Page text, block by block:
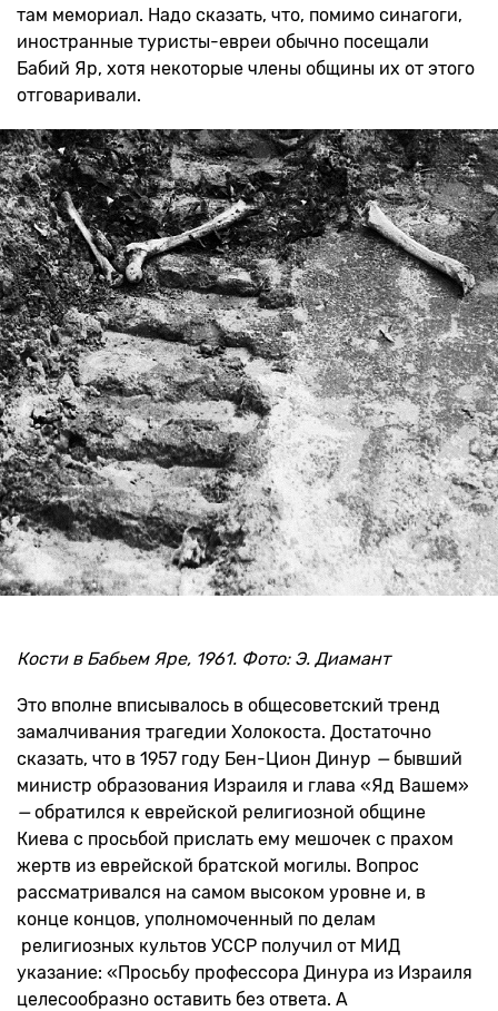
там мемориал. Надо сказать, что, помимо синагоги,
иностранные туристы-евреи обычно посещали
Бабий Яр, хотя некоторые члены общины их от этого
отговаривали.
Кости в Бабьем Яре, 1961. Фото: Э. Диамант
Это вполне вписывалось в общесоветский тренд
замалчивания трагедии Холокоста. Достаточно
сказать, что в 1957 году Бен-Цион Динур — бывший
министр образования Израиля и глава «Яд Вашем»
—обратился к еврейской религиозной общине
Киева с просьбой прислать ему мешочек с прахом
жертв из еврейской братской могилы. Вопрос
рассматривался на самом высоком уровне и, в
конце концов, уполномоченный по делам
религиозных культов УССР получил от МИД
указание: «Просьбу профессора Динура из Израиля
целесообразно оставить без ответа. А